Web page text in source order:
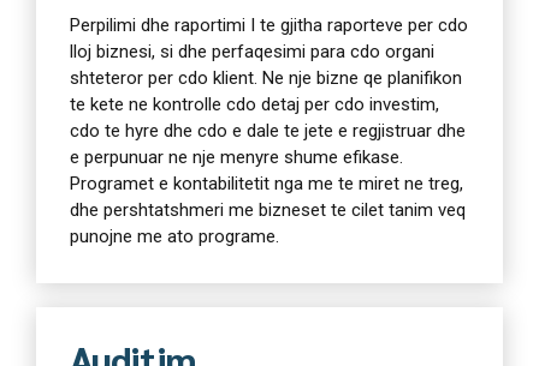
Perpilimi dhe raportimi I te gjitha raporteve per cdo
lloj biznesi, si dhe perfaqesimi para cdo organi
shteteror per cdo klient. Ne nje bizne qe planifikon
te kete ne kontrolle cdo detaj per cdo investim,
cdo te hyre dhe cdo e dale te jete e regjistruar dhe
e perpunuar ne nje menyre shume efikase.
Programet e kontabilitetit nga me te miret ne treg,
dhe pershtatshmeri me bizneset te cilet tanim veq
punojne me ato programe.